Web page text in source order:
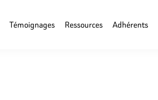
Témoignages Ressources Adhérents